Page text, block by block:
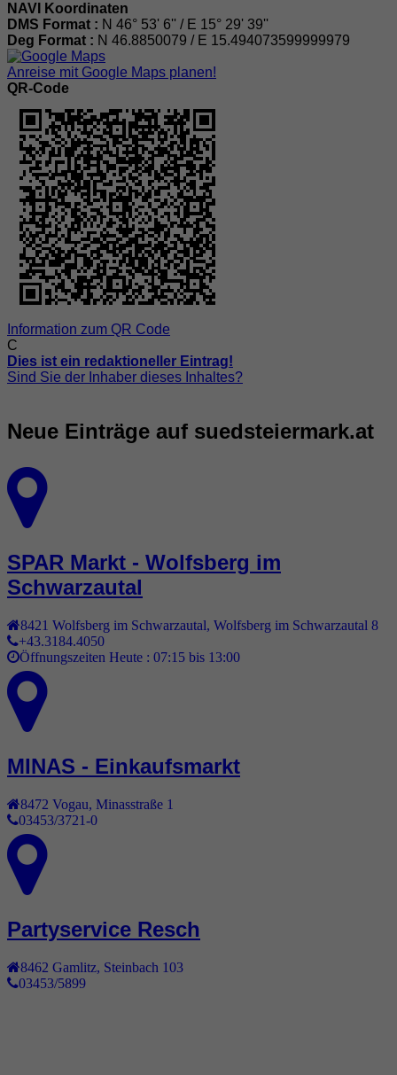
NAVI Koordinaten
DMS Format : N 46° 53' 6'' / E 15° 29' 39''
Deg Format : N 46.8850079 / E 15.494073599999979
Anreise mit Google Maps planen!
QR-Code
Information zum QR Code
C
Dies ist ein redaktioneller Eintrag!
Sind Sie der Inhaber dieses Inhaltes?
Neue Einträge auf suedsteiermark.at
SPAR Markt - Wolfsberg im
Schwarzautal
8421 Wolfsberg im Schwarzautal Wolfsberg im Schwarzautal 8
+43.3184.4050
Öffnungszeiten Heute : 07:15 bis 13:00
MINAS - Einkaufsmarkt
8472 Vogau Minasstraße 1
03453/3721-0
Partyservice Resch
8462 Gamlitz
Steinbach 103
03453/5899